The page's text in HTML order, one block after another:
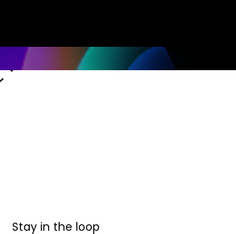
Stay in the loop